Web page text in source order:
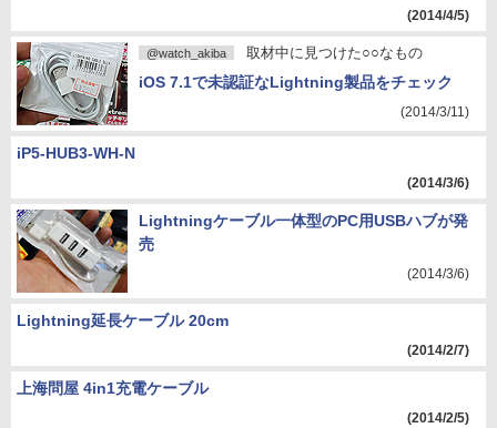
(2014/4/5)
@watch_akiba 取材中に見つけた○○なもの
iOS 7.1で未認証なLightning製品をチェック
(2014/3/11)
iP5-HUB3-WH-N
(2014/3/6)
Lightningケーブル一体型のPC用USBハブが発
売
(2014/3/6)
Lightning延長ケーブル 20cm
(2014/2/7)
上海問屋 4in1充電ケーブル
(2014/2/5)